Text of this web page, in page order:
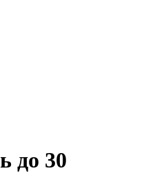
до 30